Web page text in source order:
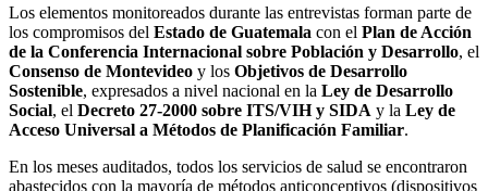
Los elementos monitoreados durante las entrevistas forman parte de
los compromisos del Estado de Guatemala con el Plan de Acción
de la Conferencia Internacional sobre Población y Desarrollo, el
Consenso de Montevideo y los Objetivos de Desarrollo
Sostenible, expresados a nivel nacional en la Ley de Desarrollo
Social, el Decreto 27-2000 sobre ITS/VIH y SIDA y la Ley de
Acceso Universal a Métodos de Planificación Familiar.
En los meses auditados, todos los servicios de salud se encontraron
abastecidos con la mayoría de métodos anticonceptivos (dispositivos